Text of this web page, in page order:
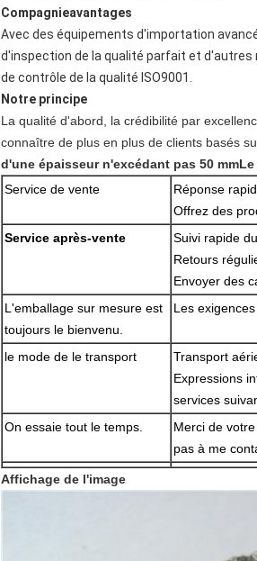
Compagnieavantages
Avec des équipements d'importation
d'inspection de la qualité parfait et
de contrôle de la qualité ISO9001.
Notre principe
La qualité d'abord, la crédibilité par
connaître de plus en plus de clients basés
d'une épaisseur n'excédant pas 50 mm
Service de vente
Réponse
Offrez des
Service après-vente
Suivi rapide
Retours
Envoyer des
L'emballage sur mesure est
toujours le bienvenu.
Les
le mode de le transport
Transport
Expressions
services
On essaie tout le temps.
Merci de
pas à me
Affichage de l'image